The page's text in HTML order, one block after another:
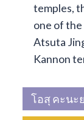
temples,
one of the
Atsuta
Kannon
โอสุ คะนะ